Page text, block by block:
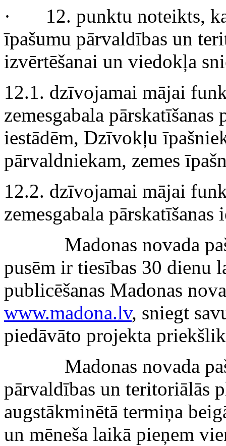
· 12. punktu noteikts, ka
īpašumu pārvaldības un
izvērtēšanai un viedokļa
12.1. dzīvojamai mājai
zemesgabala
iestādēm, Dzīvokļu
pārvaldniekam, zemes
12.2. dzīvojamai mājai
zemesgabala pārskatīšanas
Madonas novada
pusēm ir tiesības 30 dienu
publicēšanas Madonas
www.madona.lv, sniegt
piedāvāto projekta
Madonas novada
pārvaldības un teritoriālās
augstākminētā termiņa
un mēneša laikā pieņem